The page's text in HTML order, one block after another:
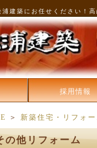
建築にお任せください！
採用情報
＞ 新築住宅・リフォ
の他リフォーム